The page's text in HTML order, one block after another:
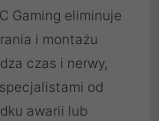
Gaming eliminuje
i montażu
czas i nerwy,
od
awarii lub